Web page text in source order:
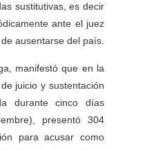
sustitutivas, es decir
ante el juez
ausentarse del país.
manifestó que en la
juicio y sustentación
durante cinco días
presentó 304
para acusar como